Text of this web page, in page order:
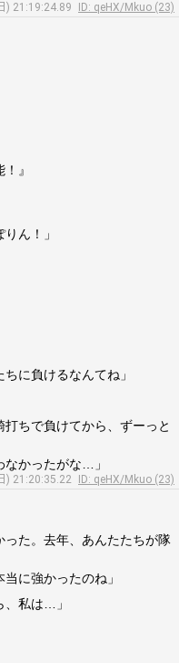
) 21:19:24.89
ID: qeHX/Mkuo (23)
』
ん！」
に負けるなんてね」
ちで負けてから、ずーっと
なかったがな…」
) 21:20:35.22
ID: qeHX/Mkuo (23)
た。去年、あんたたちが隊
に強かったのね」
私は…」